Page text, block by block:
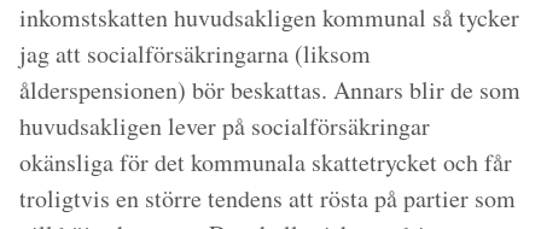
inkomstskatten huvudsakligen kommunal så tycker
jag att socialförsäkringarna (liksom
ålderspensionen) bör beskattas. Annars blir de som
huvudsakligen lever på socialförsäkringar
okänsliga för det kommunala skattetrycket och får
troligtvis en större tendens att rösta på partier som